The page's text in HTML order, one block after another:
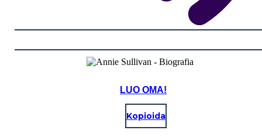
LUO OMA!
Kopioida